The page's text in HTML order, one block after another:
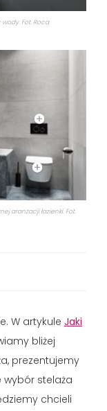
Fot. Roca
aranżacji łazienki. Fot.
W artykule Jaki
bliżej
prezentujemy
wybór stelaża
chcieli